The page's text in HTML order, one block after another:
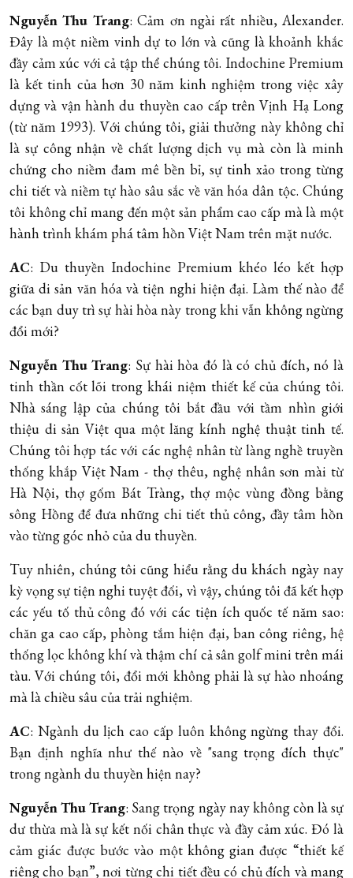
Nguyễn Thu Trang: Cảm ơn ngài rất nhiều, Alexander.
Đây là một niềm vinh dự to lớn và cũng là khoảnh khắc
đầy cảm xúc với cả tập thể chúng tôi. Indochine Premium
là kết tinh của hơn 30 năm kinh nghiệm trong việc xây
dựng và vận hành du thuyền cao cấp trên Vịnh Hạ Long
(từ năm 1993). Với chúng tôi, giải thưởng này không chỉ
là sự công nhận về chất lượng dịch vụ mà còn là minh
chứng cho niềm đam mê bền bỉ, sự tinh xảo trong từng
chi tiết và niềm tự hào sâu sắc về văn hóa dân tộc. Chúng
tôi không chỉ mang đến một sản phẩm cao cấp mà là một
hành trình khám phá tâm hồn Việt Nam trên mặt nước.
AC: Du thuyền Indochine Premium khéo léo kết hợp
giữa di sản văn hóa và tiện nghi hiện đại. Làm thế nào để
các bạn duy trì sự hài hòa này trong khi vẫn không ngừng
đổi mới?
Nguyễn Thu Trang: Sự hài hòa đó là có chủ đích, nó là
tinh thần cốt lõi trong khái niệm thiết kế của chúng tôi.
Nhà sáng lập của chúng tôi bắt đầu với tầm nhìn giới
thiệu di sản Việt qua một lăng kính nghệ thuật tinh tế.
Chúng tôi hợp tác với các nghệ nhân từ làng nghề truyền
thống khắp Việt Nam - thợ thêu, nghệ nhân sơn mài từ
Hà Nội, thợ gốm Bát Tràng, thợ mộc vùng đồng bằng
sông Hồng để đưa những chi tiết thủ công, đầy tâm hồn
vào từng góc nhỏ của du thuyền.
Tuy nhiên, chúng tôi cũng hiểu rằng du khách ngày nay
kỳ vọng sự tiện nghi tuyệt đối, vì vậy, chúng tôi đã kết hợp
các yếu tố thủ công đó với các tiện ích quốc tế năm sao:
chăn ga cao cấp, phòng tắm hiện đại, ban công riêng, hệ
thống lọc không khí và thậm chí cả sân golf mini trên mái
tàu. Với chúng tôi, đổi mới không phải là sự hào nhoáng
mà là chiều sâu của trải nghiệm.
AC: Ngành du lịch cao cấp luôn không ngừng thay đổi.
Bạn định nghĩa như thế nào về "sang trọng đích thực"
trong ngành du thuyền hiện nay?
Nguyễn Thu Trang: Sang trọng ngày nay không còn là sự
dư thừa mà là sự kết nối chân thực và đầy cảm xúc. Đó là
cảm giác được bước vào một không gian được “thiết kế
riêng cho bạn”, nơi từng chi tiết đều có chủ đích và mang